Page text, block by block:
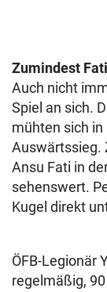
Zumindest
Auch nicht
Spiel an sich.
mühten sich
Auswärtssieg.
Ansu Fati in
sehenswert.
Kugel direkt
ÖFB-Legionär
regelmäßig,